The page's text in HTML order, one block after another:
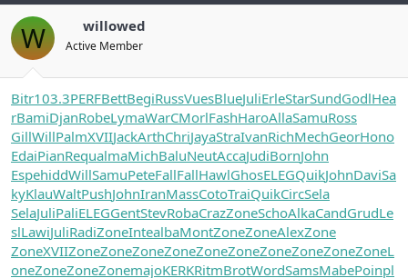
W willowed
Active Member
Bitr103.3PERFBettBegiRussVuesBlueJuliErleStarSundGodlHea
rBamiDjanRobeLymaWarCMorlFashHaroAllaSamuRoss
GillWillPalmXVIIJackArthChriJayaStraIvanRichMechGeorHono
EdaiPianRequalmaMichBaluNeutAccaJudiBornJohn
EspehiddWillSamuPeteFallFallHawlGhosELEGQuikJohnDaviSa
kyKlauWaltPushJohnIranMassCotoTraiQuikCircSela
SelaJuliPaliELEGGentStevRobaCrazZoneSchoAlkaCandGrudLe
slLawiJuliRadiZoneIntealbaMontZoneZoneAlexZone
ZoneXVIIZoneZoneZoneZoneZoneZoneZoneZoneZoneZoneL
oneZoneZoneZonemajoKERKRitmBrotWordSamsMabePoinpl